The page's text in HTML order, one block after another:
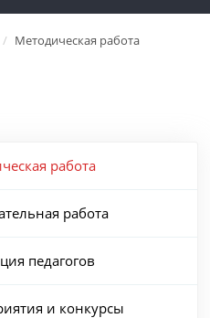
/ Методическая работа
работа
работа
педагогов
и конкурсы